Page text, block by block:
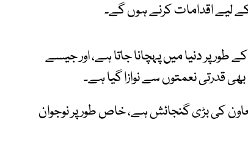
کے لیے اقدامات کرنے ہوں گے۔
پر دنیا میں پہچانا جاتا ہے، اور جیسے
قدرتی نعمتوں سے نوازا گیا ہے۔
کی بڑی گنجائش ہے، خاص طور پر نوجوان